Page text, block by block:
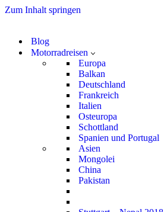
Zum Inhalt springen
Blog
Motorradreisen
Europa
Balkan
Deutschland
Frankreich
Italien
Osteuropa
Schottland
Spanien und Portugal
Asien
Mongolei
China
Pakistan